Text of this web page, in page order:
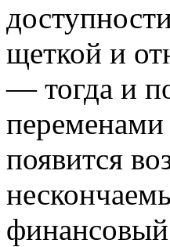
щеткой и
— тогда и
переменами
появится